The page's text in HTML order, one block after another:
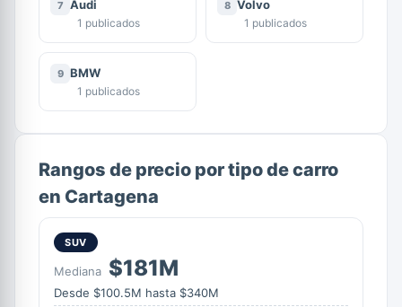
7 Audi
1 publicados
8 Volvo
1 publicados
9 BMW
1 publicados
Rangos de precio por tipo de carro
en Cartagena
SUV
Mediana $181M
Desde $100.5M hasta $340M